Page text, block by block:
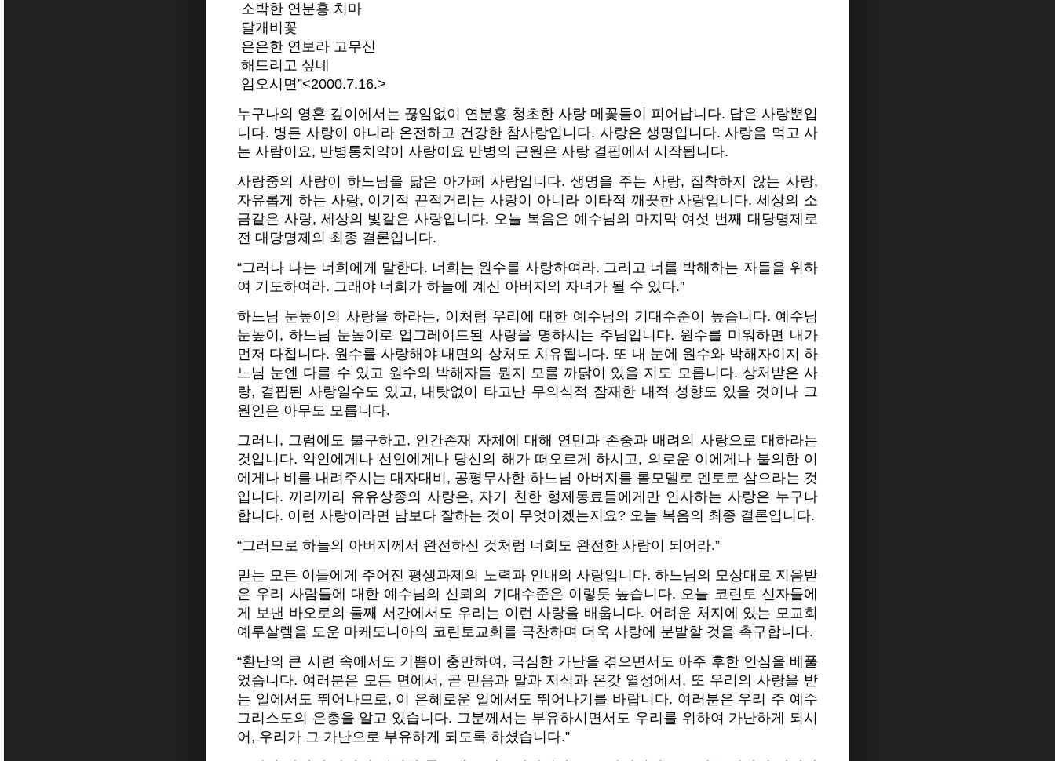
소박한 연분홍 치마
달개비꽃
은은한 연보라 고무신
해드리고 싶네
임오시면”<2000.7.16.>
누구나의 영혼 깊이에서는 끊임없이 연분홍 청초한 사랑 메꽃들이 피어납니다. 답은 사랑뿐입
니다. 병든 사랑이 아니라 온전하고 건강한 참사랑입니다. 사랑은 생명입니다. 사랑을 먹고 사
는 사람이요, 만병통치약이 사랑이요 만병의 근원은 사랑 결핍에서 시작됩니다.
사랑중의 사랑이 하느님을 닮은 아가페 사랑입니다. 생명을 주는 사랑, 집착하지 않는 사랑,
자유롭게 하는 사랑, 이기적 끈적거리는 사랑이 아니라 이타적 깨끗한 사랑입니다. 세상의 소
금같은 사랑, 세상의 빛같은 사랑입니다. 오늘 복음은 예수님의 마지막 여섯 번째 대당명제로
전 대당명제의 최종 결론입니다.
“그러나 나는 너희에게 말한다. 너희는 원수를 사랑하여라. 그리고 너를 박해하는 자들을 위하
여 기도하여라. 그래야 너희가 하늘에 계신 아버지의 자녀가 될 수 있다.”
하느님 눈높이의 사랑을 하라는, 이처럼 우리에 대한 예수님의 기대수준이 높습니다. 예수님
눈높이, 하느님 눈높이로 업그레이드된 사랑을 명하시는 주님입니다. 원수를 미워하면 내가
먼저 다칩니다. 원수를 사랑해야 내면의 상처도 치유됩니다. 또 내 눈에 원수와 박해자이지 하
느님 눈엔 다를 수 있고 원수와 박해자들 뭔지 모를 까닭이 있을 지도 모릅니다. 상처받은 사
랑, 결핍된 사랑일수도 있고, 내탓없이 타고난 무의식적 잠재한 내적 성향도 있을 것이나 그
원인은 아무도 모릅니다.
그러니, 그럼에도 불구하고, 인간존재 자체에 대해 연민과 존중과 배려의 사랑으로 대하라는
것입니다. 악인에게나 선인에게나 당신의 해가 떠오르게 하시고, 의로운 이에게나 불의한 이
에게나 비를 내려주시는 대자대비, 공평무사한 하느님 아버지를 롤모델로 멘토로 삼으라는 것
입니다. 끼리끼리 유유상종의 사랑은, 자기 친한 형제동료들에게만 인사하는 사랑은 누구나
합니다. 이런 사랑이라면 남보다 잘하는 것이 무엇이겠는지요? 오늘 복음의 최종 결론입니다.
“그러므로 하늘의 아버지께서 완전하신 것처럼 너희도 완전한 사람이 되어라.”
믿는 모든 이들에게 주어진 평생과제의 노력과 인내의 사랑입니다. 하느님의 모상대로 지음받
은 우리 사람들에 대한 예수님의 신뢰의 기대수준은 이렇듯 높습니다. 오늘 코린토 신자들에
게 보낸 바오로의 둘째 서간에서도 우리는 이런 사랑을 배웁니다. 어려운 처지에 있는 모교회
예루살렘을 도운 마케도니아의 코린토교회를 극찬하며 더욱 사랑에 분발할 것을 촉구합니다.
“환난의 큰 시련 속에서도 기쁨이 충만하여, 극심한 가난을 겪으면서도 아주 후한 인심을 베풀
었습니다. 여러분은 모든 면에서, 곧 믿음과 말과 지식과 온갖 열성에서, 또 우리의 사랑을 받
는 일에서도 뛰어나므로, 이 은혜로운 일에서도 뛰어나기를 바랍니다. 여러분은 우리 주 예수
그리스도의 은총을 알고 있습니다. 그분께서는 부유하시면서도 우리를 위하여 가난하게 되시
어, 우리가 그 가난으로 부유하게 되도록 하셨습니다.”